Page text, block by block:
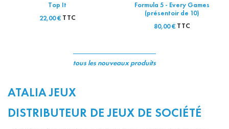
Top It
22,00 €TTC
Formula 5 - Every Games
(présentoir de 10)
80,00 €TTC
tous les nouveaux produits
ATALIA JEUX
DISTRIBUTEUR DE JEUX DE SOCIÉTÉ